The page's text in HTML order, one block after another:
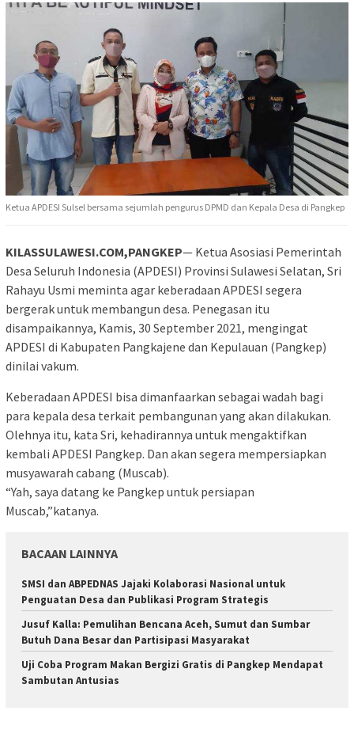
Ketua APDESI Sulsel bersama sejumlah pengurus DPMD dan Kepala Desa di Pangkep
KILASSULAWESI.COM,PANGKEP— Ketua Asosiasi Pemerintah
Desa Seluruh Indonesia (APDESI) Provinsi Sulawesi Selatan, Sri
Rahayu Usmi meminta agar keberadaan APDESI segera
bergerak untuk membangun desa. Penegasan itu
disampaikannya, Kamis, 30 September 2021, mengingat
APDESI di Kabupaten Pangkajene dan Kepulauan (Pangkep)
dinilai vakum.
Keberadaan APDESI bisa dimanfaarkan sebagai wadah bagi
para kepala desa terkait pembangunan yang akan dilakukan.
Olehnya itu, kata Sri, kehadirannya untuk mengaktifkan
kembali APDESI Pangkep. Dan akan segera mempersiapkan
musyawarah cabang (Muscab).
“Yah, saya datang ke Pangkep untuk persiapan
Muscab,”katanya.
BACAAN LAINNYA
SMSI dan ABPEDNAS Jajaki Kolaborasi Nasional untuk
Penguatan Desa dan Publikasi Program Strategis
Jusuf Kalla: Pemulihan Bencana Aceh, Sumut dan Sumbar
Butuh Dana Besar dan Partisipasi Masyarakat
Uji Coba Program Makan Bergizi Gratis di Pangkep Mendapat
Sambutan Antusias